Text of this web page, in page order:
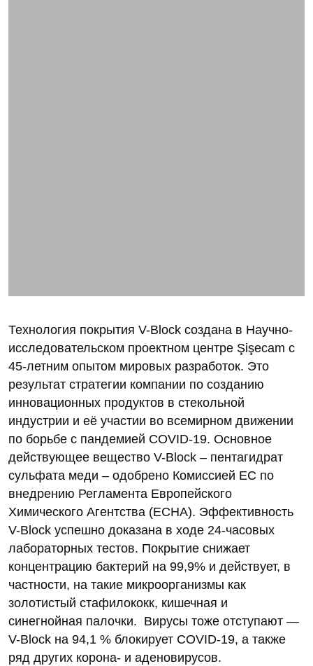
Технология покрытия V-Block создана в Научно-
исследовательском проектном центре Şişecam c
45-летним опытом мировых разработок. Это
результат стратегии компании по созданию
инновационных продуктов в стекольной
индустрии и её участии во всемирном движении
по борьбе с пандемией COVID-19. Основное
действующее вещество V-Block – пентагидрат
сульфата меди – одобрено Комиссией ЕС по
внедрению Регламента Европейского
Химического Агентства (ECHA). Эффективность
V-Block успешно доказана в ходе 24-часовых
лабораторных тестов. Покрытие снижает
концентрацию бактерий на 99,9% и действует, в
частности, на такие микроорганизмы как
золотистый стафилококк, кишечная и
синегнойная палочки. Вирусы тоже отступают —
V-Block на 94,1 % блокирует COVID-19, а также
ряд других корона- и аденовирусов.